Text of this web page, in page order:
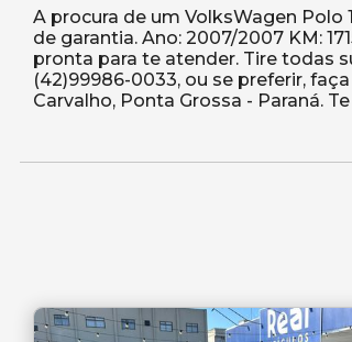
A procura de um VolksWagen Polo
de garantia. Ano: 2007/2007 KM:
pronta para te atender. Tire todas
(42)99986-0033, ou se preferir,